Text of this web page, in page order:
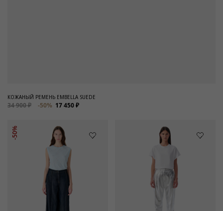
КОЖАНЫЙ РЕМЕНЬ EMBELLA SUEDE
34 900 ₽ -50% 17 450 ₽
-50%